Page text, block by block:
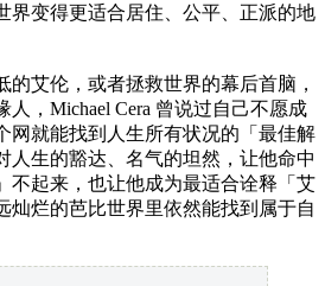
界变得更适合居住、公平、正派的地
的艾伦，或者拯救世界的幕后首脑，
，Michael Cera 曾说过自己不愿成
网就能找到人生所有状况的「最佳解
人生的豁达、名气的坦然，让他命中
不起来，也让他成为最适合诠释「艾
灿烂的芭比世界里依然能找到属于自